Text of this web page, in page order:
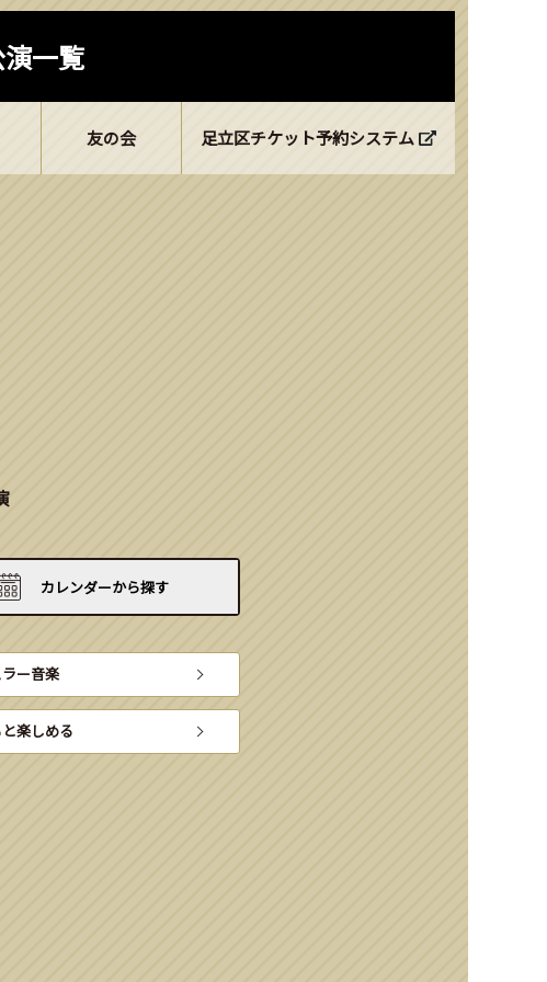
一覧
友の会 足立区チケット予約システム
カレンダーから探す
ー音楽
楽しめる